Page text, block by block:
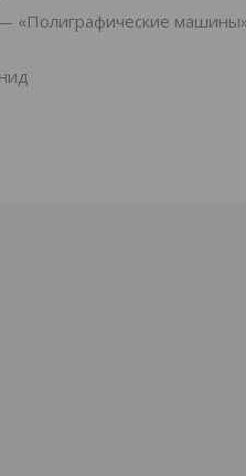
«Полиграфические